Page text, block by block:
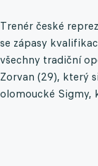
Trenér české
se zápasy
všechny tradiční
Zorvan (29), který
olomoucké Sigmy,